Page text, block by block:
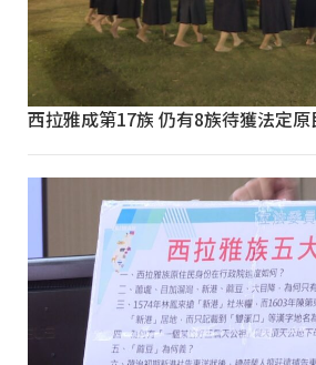
西拉雅成第17族 仍有8族待獲法定